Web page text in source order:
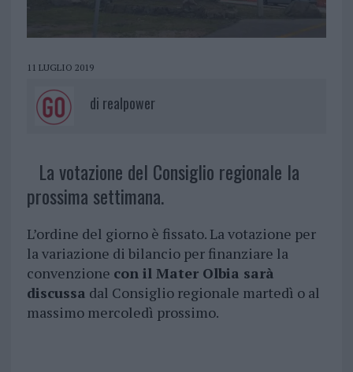
11 LUGLIO 2019
di realpower
La votazione del Consiglio regionale la
prossima settimana.
L’ordine del giorno è fissato. La votazione per
la variazione di bilancio per finanziare la
convenzione con il Mater Olbia sarà
discussa dal Consiglio regionale martedì o al
massimo mercoledì prossimo.